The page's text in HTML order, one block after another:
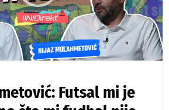
Futsal mi je